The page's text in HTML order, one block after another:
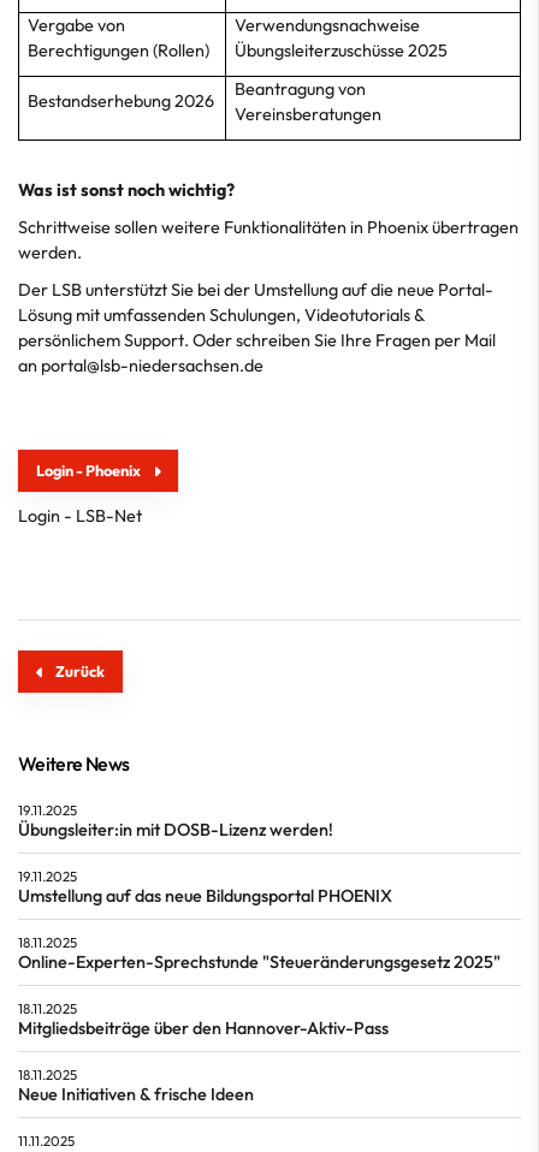
Vergabe von
Berechtigungen (Rollen)
Verwendungsnachweise
Übungsleiterzuschüsse 2025
Bestandserhebung 2026
Beantragung von
Vereinsberatungen
Was ist sonst noch wichtig?
Schrittweise sollen weitere Funktionalitäten in Phoenix übertragen
werden.
Der LSB unterstützt Sie bei der Umstellung auf die neue Portal-
Lösung mit umfassenden Schulungen, Videotutorials &
persönlichemSupport. Oder schreiben Sie Ihre Fragen per Mail
an portal@lsb-niedersachsen.de
Login - Phoenix
Login - LSB-Net
Zurück
Weitere News
19.11.2025
Übungsleiter:in mit DOSB-Lizenz werden!
19.11.2025
Umstellung auf das neue Bildungsportal PHOENIX
18.11.2025
Online-Experten-Sprechstunde "Steueränderungsgesetz 2025"
18.11.2025
Mitgliedsbeiträge über den Hannover-Aktiv-Pass
18.11.2025
Neue Initiativen & frische Ideen
11.11.2025